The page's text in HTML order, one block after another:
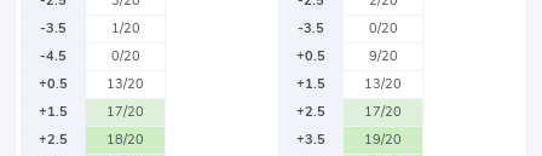
-3.5
1/20
-4.5
0/20
+0.5
13/20
+1.5
17/20
+2.5
18/20
-3.5
0/20
+0.5
9/20
+1.5
13/20
+2.5
17/20
+3.5
19/20